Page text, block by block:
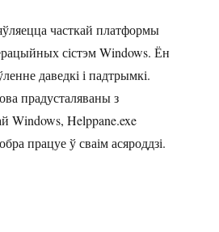
часткай платформы
сістэм Windows. Ён
даведкі і падтрымкі.
прадусталяваны з
Windows, Helppane.exe
працуе ў сваім асяроддзі.